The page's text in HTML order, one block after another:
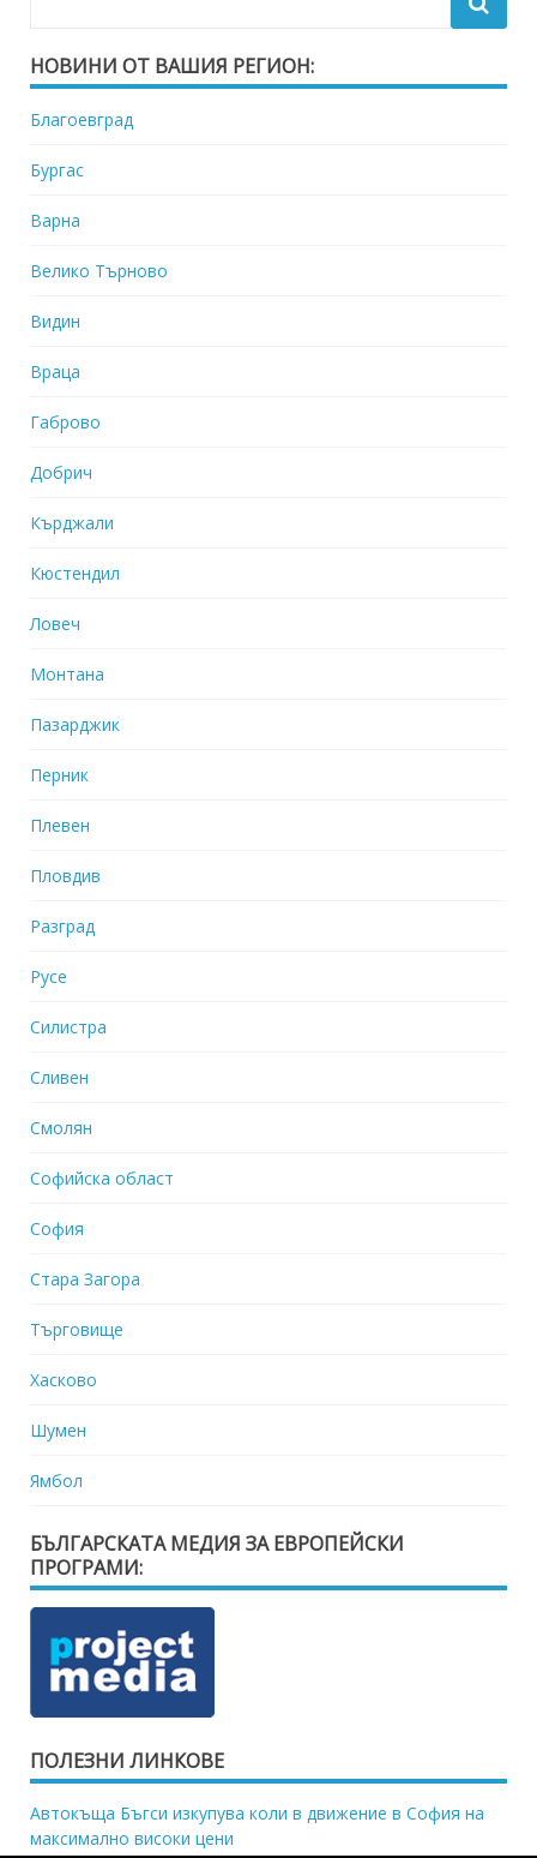
НОВИНИ ОТ ВАШИЯ РЕГИОН:
Благоевград
Бургас
Варна
Велико Търново
Видин
Враца
Габрово
Добрич
Кърджали
Кюстендил
Ловеч
Монтана
Пазарджик
Перник
Плевен
Пловдив
Разград
Русе
Силистра
Сливен
Смолян
Софийска област
София
Стара Загора
Търговище
Хасково
Шумен
Ямбол
БЪЛГАРСКАТА МЕДИЯ ЗА ЕВРОПЕЙСКИ
ПРОГРАМИ:
ПОЛЕЗНИ ЛИНКОВЕ
Автокъща Бъгси изкупува коли в движение в София на
максимално високи цени